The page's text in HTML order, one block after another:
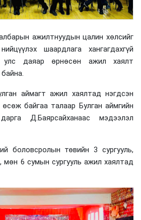
ажилтнуудын цалин хөлсийг
шаардлага хангагдахгүй
улс даяар өрнөсөн ажил хаялт
аймагт ажил хаялтад нэгдсэн
байгаа талаар Булган аймгийн
Д.Баярсайханаас мэдээлэл
боловсролын төвийн 3 сургууль,
мөн 6 сумын сургууль ажил хаялтад